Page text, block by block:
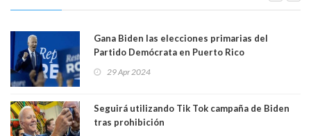
Gana Biden las elecciones primarias del
Partido Demócrata en Puerto Rico
29 Apr 2024
Seguirá utilizando Tik Tok campaña de Biden
tras prohibición